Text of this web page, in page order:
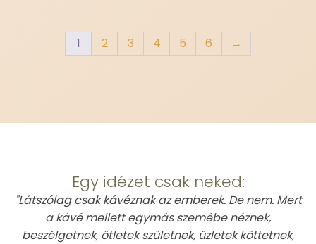
1 2 3 4 5 6 →
Egy idézet csak neked:
"Látszólag csak kávéznak az emberek. De nem. Mert
a kávé mellett egymás szemébe néznek,
beszélgetnek, ötletek születnek, üzletek köttetnek,